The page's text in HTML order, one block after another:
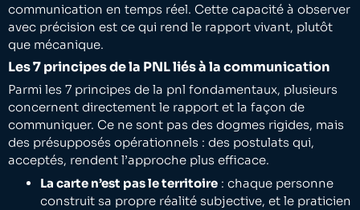
communication en temps réel. Cette capacité à observer
avec précision est ce qui rend le rapport vivant, plutôt
que mécanique.
Les 7 principes de la PNL liés à la communication
Parmi les 7 principes de la pnl fondamentaux, plusieurs
concernent directement le rapport et la façon de
communiquer. Ce ne sont pas des dogmes rigides, mais
des présupposés opérationnels : des postulats qui,
acceptés, rendent l’approche plus efficace.
La carte n’est pas le territoire : chaque personne
construit sa propre réalité subjective, et le praticien